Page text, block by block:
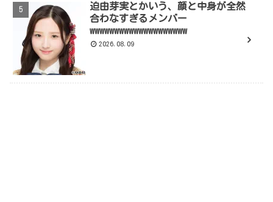
迫由芽実とかいう、顔と中身が全然
合わなすぎるメンバー
wwwwwwwwwwwwwwwwwwww
2026.08.09